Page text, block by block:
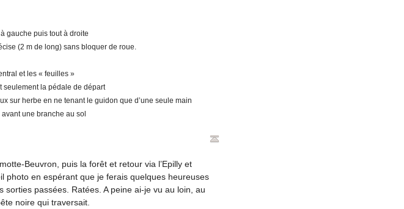
gauche puis tout à droite
(2 m de long) sans bloquer de roue.
et les « feuilles »
seulement la pédale de départ
sur herbe en ne tenant le guidon que d’une seule main
une branche au sol
Beuvron, puis la forêt et retour via l’Epilly et
photo en espérant que je ferais quelques heureuses
sorties passées. Ratées. A peine ai-je vu au loin, au
noire qui traversait.